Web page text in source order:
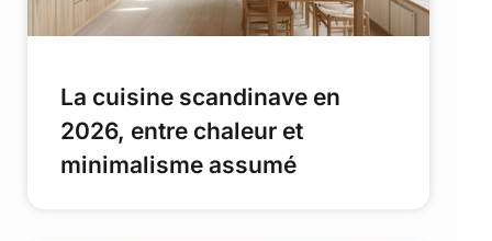
La cuisine scandinave en
2026, entre chaleur et
minimalisme assumé